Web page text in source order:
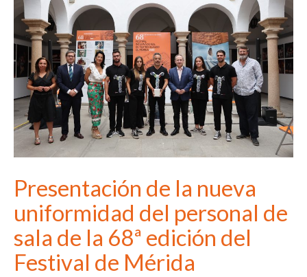
Presentación de la nueva
uniformidad del personal de
sala de la 68ª edición del
Festival de Mérida